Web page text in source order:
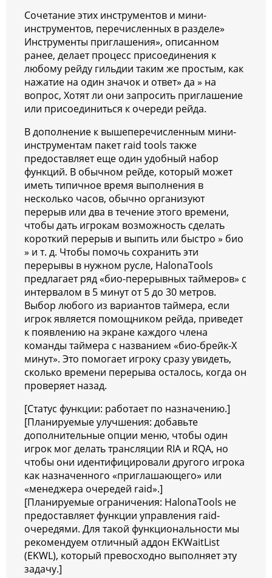
Сочетание этих инструментов и мини-
инструментов, перечисленных в разделе»
Инструменты приглашения», описанном
ранее, делает процесс присоединения к
любому рейду гильдии таким же простым, как
нажатие на один значок и ответ» да » на
вопрос, Хотят ли они запросить приглашение
или присоединиться к очереди рейда.
В дополнение к вышеперечисленным мини-
инструментам пакет raid tools также
предоставляет еще один удобный набор
функций. В обычном рейде, который может
иметь типичное время выполнения в
несколько часов, обычно организуют
перерыв или два в течение этого времени,
чтобы дать игрокам возможность сделать
короткий перерыв и выпить или быстро » био
» и т. д. Чтобы помочь сохранить эти
перерывы в нужном русле, HalonaTools
предлагает ряд «био-перерывных таймеров» с
интервалом в 5 минут от 5 до 30 метров.
Выбор любого из вариантов таймера, если
игрок является помощником рейда, приведет
к появлению на экране каждого члена
команды таймера с названием «био-брейк-X
минут». Это помогает игроку сразу увидеть,
сколько времени перерыва осталось, когда он
проверяет назад.
[Статус функции: работает по назначению.]
[Планируемые улучшения: добавьте
дополнительные опции меню, чтобы один
игрок мог делать трансляции RIA и RQA, но
чтобы они идентифицировали другого игрока
как назначенного «приглашающего» или
«менеджера очередей raid».]
[Планируемые ограничения: HalonaTools не
предоставляет функции управления raid-
очередями. Для такой функциональности мы
рекомендуем отличный аддон EKWaitList
(EKWL), который превосходно выполняет эту
задачу.]